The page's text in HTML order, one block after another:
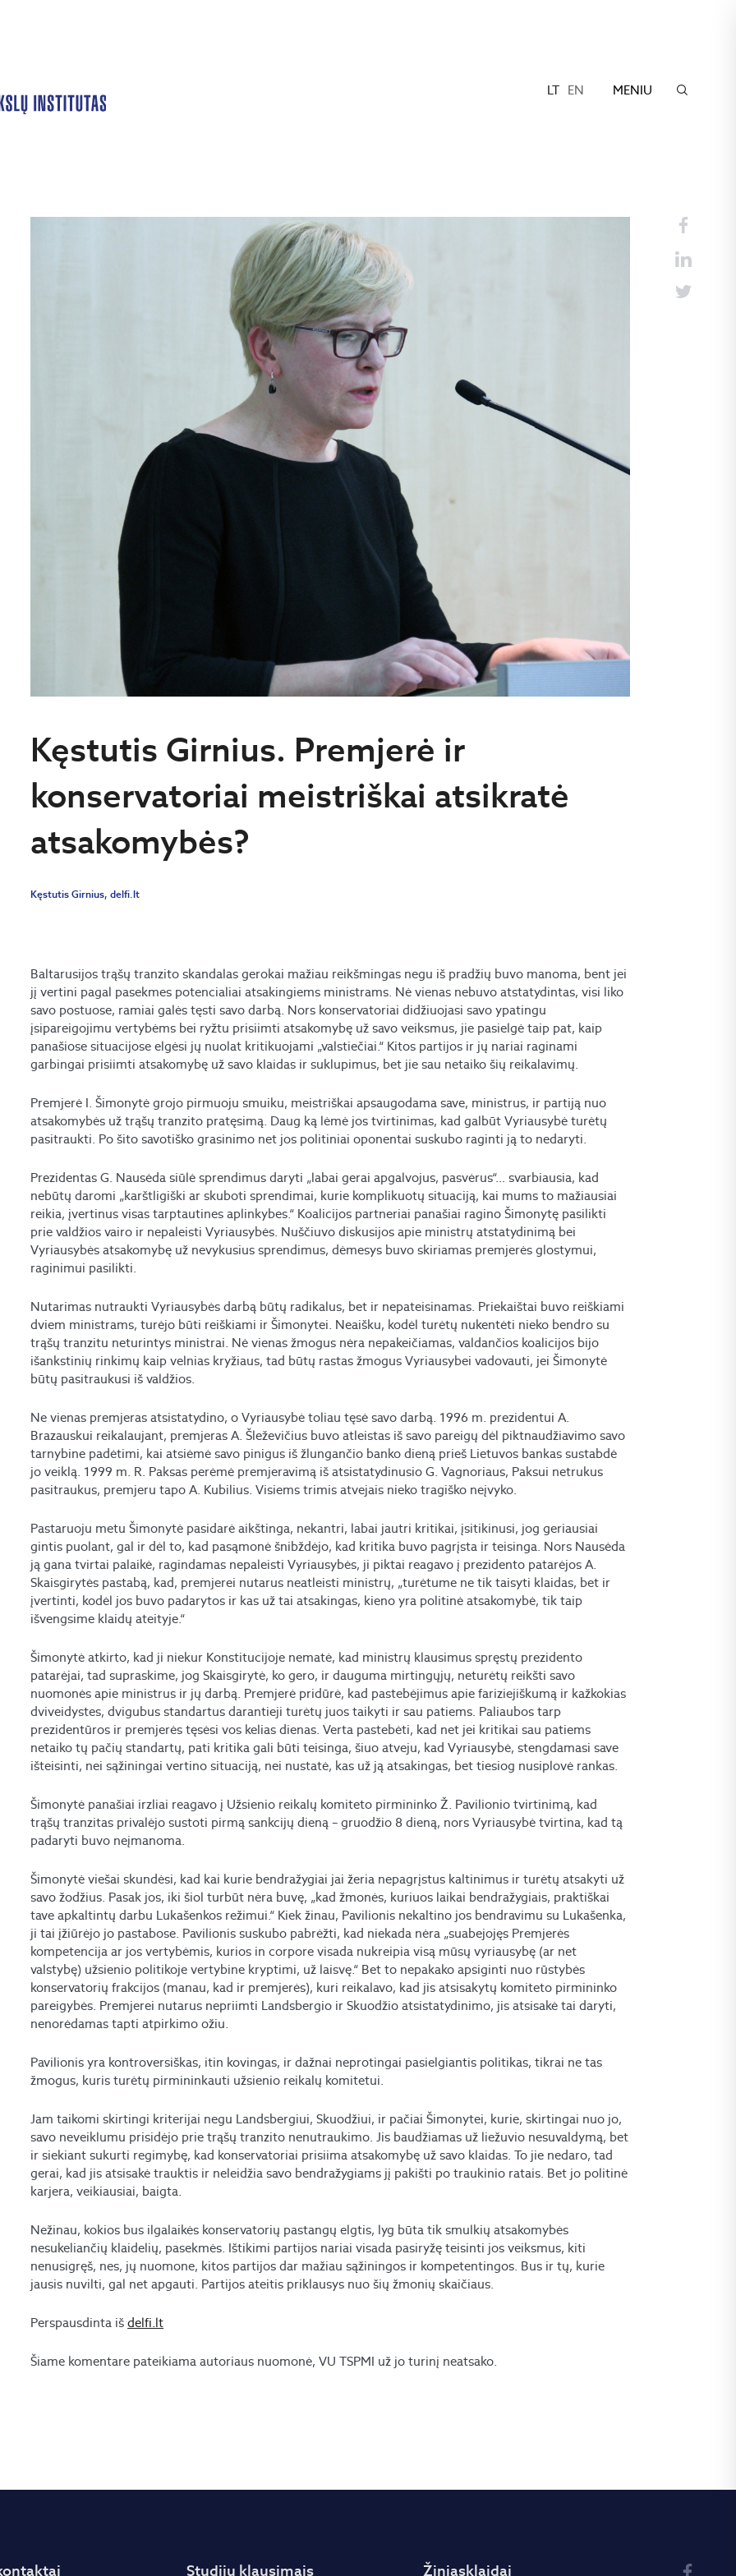
LT EN MENIU
Kęstutis Girnius. Premjerė ir
konservatoriai meistriškai atsikratė
atsakomybės?
Kęstutis Girnius, delfi.lt
Baltarusijos trąšų tranzito skandalas gerokai mažiau reikšmingas negu iš pradžių buvo manoma, bent jei
jį vertini pagal pasekmes potencialiai atsakingiems ministrams. Nė vienas nebuvo atstatydintas, visi liko
savo postuose, ramiai galės tęsti savo darbą. Nors konservatoriai didžiuojasi savo ypatingu
įsipareigojimu vertybėms bei ryžtu prisiimti atsakomybę už savo veiksmus, jie pasielgė taip pat, kaip
panašiose situacijose elgėsi jų nuolat kritikuojami „valstiečiai.“ Kitos partijos ir jų nariai raginami
garbingai prisiimti atsakomybę už savo klaidas ir suklupimus, bet jie sau netaiko šių reikalavimų.
Premjerė I. Šimonytė grojo pirmuoju smuiku, meistriškai apsaugodama save, ministrus, ir partiją nuo
atsakomybės už trąšų tranzito pratęsimą. Daug ką lėmė jos tvirtinimas, kad galbūt Vyriausybė turėtų
pasitraukti. Po šito savotiško grasinimo net jos politiniai oponentai suskubo raginti ją to nedaryti.
Prezidentas G. Nausėda siūlė sprendimus daryti „labai gerai apgalvojus, pasvėrus“… svarbiausia, kad
nebūtų daromi „karštligiški ar skuboti sprendimai, kurie komplikuotų situaciją, kai mums to mažiausiai
reikia, įvertinus visas tarptautines aplinkybes.“ Koalicijos partneriai panašiai ragino Šimonytę pasilikti
prie valdžios vairo ir nepaleisti Vyriausybės. Nuščiuvo diskusijos apie ministrų atstatydinimą bei
Vyriausybės atsakomybę už nevykusius sprendimus, dėmesys buvo skiriamas premjerės glostymui,
raginimui pasilikti.
Nutarimas nutraukti Vyriausybės darbą būtų radikalus, bet ir nepateisinamas. Priekaištai buvo reiškiami
dviem ministrams, turėjo būti reiškiami ir Šimonytei. Neaišku, kodėl turėtų nukentėti nieko bendro su
trąšų tranzitu neturintys ministrai. Nė vienas žmogus nėra nepakeičiamas, valdančios koalicijos bijo
išankstinių rinkimų kaip velnias kryžiaus, tad būtų rastas žmogus Vyriausybei vadovauti, jei Šimonytė
būtų pasitraukusi iš valdžios.
Ne vienas premjeras atsistatydino, o Vyriausybė toliau tęsė savo darbą. 1996 m. prezidentui A.
Brazauskui reikalaujant, premjeras A. Šleževičius buvo atleistas iš savo pareigų dėl piktnaudžiavimo savo
tarnybine padėtimi, kai atsiėmė savo pinigus iš žlungančio banko dieną prieš Lietuvos bankas sustabdė
jo veiklą. 1999 m. R. Paksas perėmė premjeravimą iš atsistatydinusio G. Vagnoriaus, Paksui netrukus
pasitraukus, premjeru tapo A. Kubilius. Visiems trimis atvejais nieko tragiško neįvyko.
Pastaruoju metu Šimonytė pasidarė aikštinga, nekantri, labai jautri kritikai, įsitikinusi, jog geriausiai
gintis puolant, gal ir dėl to, kad pasąmonė šnibždėjo, kad kritika buvo pagrįsta ir teisinga. Nors Nausėda
ją gana tvirtai palaikė, ragindamas nepaleisti Vyriausybės, ji piktai reagavo į prezidento patarėjos A.
Skaisgirytės pastabą, kad, premjerei nutarus neatleisti ministrų, „turėtume ne tik taisyti klaidas, bet ir
įvertinti, kodėl jos buvo padarytos ir kas už tai atsakingas, kieno yra politinė atsakomybė, tik taip
išvengsime klaidų ateityje.“
Šimonytė atkirto, kad ji niekur Konstitucijoje nematė, kad ministrų klausimus spręstų prezidento
patarėjai, tad supraskime, jog Skaisgirytė, ko gero, ir dauguma mirtingųjų, neturėtų reikšti savo
nuomonės apie ministrus ir jų darbą. Premjerė pridūrė, kad pastebėjimus apie fariziejiškumą ir kažkokias
dviveidystes, dvigubus standartus darantieji turėtų juos taikyti ir sau patiems. Paliaubos tarp
prezidentūros ir premjerės tęsėsi vos kelias dienas. Verta pastebėti, kad net jei kritikai sau patiems
netaiko tų pačių standartų, pati kritika gali būti teisinga, šiuo atveju, kad Vyriausybė, stengdamasi save
išteisinti, nei sąžiningai vertino situaciją, nei nustatė, kas už ją atsakingas, bet tiesiog nusiplovė rankas.
Šimonytė panašiai irzliai reagavo į Užsienio reikalų komiteto pirmininko Ž. Pavilionio tvirtinimą, kad
trąšų tranzitas privalėjo sustoti pirmą sankcijų dieną – gruodžio 8 dieną, nors Vyriausybė tvirtina, kad tą
padaryti buvo neįmanoma.
Šimonytė viešai skundėsi, kad kai kurie bendražygiai jai žeria nepagrįstus kaltinimus ir turėtų atsakyti už
savo žodžius. Pasak jos, iki šiol turbūt nėra buvę, „kad žmonės, kuriuos laikai bendražygiais, praktiškai
tave apkaltintų darbu Lukašenkos režimui.“ Kiek žinau, Pavilionis nekaltino jos bendravimu su Lukašenka,
ji tai įžiūrėjo jo pastabose. Pavilionis suskubo pabrėžti, kad niekada nėra „suabejojęs Premjerės
kompetencija ar jos vertybėmis, kurios in corpore visada nukreipia visą mūsų vyriausybę (ar net
valstybę) užsienio politikoje vertybine kryptimi, už laisvę.“ Bet to nepakako apsiginti nuo rūstybės
konservatorių frakcijos (manau, kad ir premjerės), kuri reikalavo, kad jis atsisakytų komiteto pirmininko
pareigybės. Premjerei nutarus nepriimti Landsbergio ir Skuodžio atsistatydinimo, jis atsisakė tai daryti,
nenorėdamas tapti atpirkimo ožiu.
Pavilionis yra kontroversiškas, itin kovingas, ir dažnai neprotingai pasielgiantis politikas, tikrai ne tas
žmogus, kuris turėtų pirmininkauti užsienio reikalų komitetui.
Jam taikomi skirtingi kriterijai negu Landsbergiui, Skuodžiui, ir pačiai Šimonytei, kurie, skirtingai nuo jo,
savo neveiklumu prisidėjo prie trąšų tranzito nenutraukimo. Jis baudžiamas už liežuvio nesuvaldymą, bet
ir siekiant sukurti regimybę, kad konservatoriai prisiima atsakomybę už savo klaidas. To jie nedaro, tad
gerai, kad jis atsisakė trauktis ir neleidžia savo bendražygiams jį pakišti po traukinio ratais. Bet jo politinė
karjera, veikiausiai, baigta.
Nežinau, kokios bus ilgalaikės konservatorių pastangų elgtis, lyg būta tik smulkių atsakomybės
nesukeliančių klaidelių, pasekmės. Ištikimi partijos nariai visada pasiryžę teisinti jos veiksmus, kiti
nenusigręš, nes, jų nuomone, kitos partijos dar mažiau sąžiningos ir kompetentingos. Bus ir tų, kurie
jausis nuvilti, gal net apgauti. Partijos ateitis priklausys nuo šių žmonių skaičiaus.
Perspausdinta išdelfi.lt
Šiame komentare pateikiama autoriaus nuomonė, VU TSPMI už jo turinį neatsako.
Studijų klausimais Žiniasklaidai